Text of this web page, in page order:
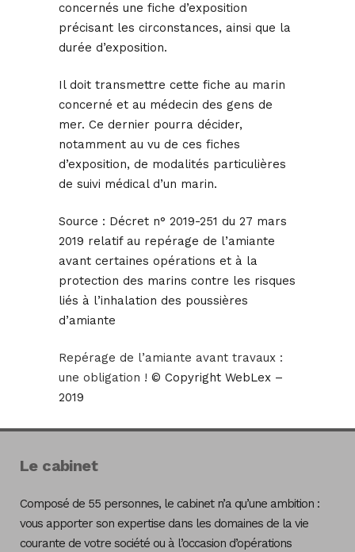
concernés une fiche d’exposition
précisant les circonstances, ainsi que la
durée d’exposition.
Il doit transmettre cette fiche au marin
concerné et au médecin des gens de
mer. Ce dernier pourra décider,
notamment au vu de ces fiches
d’exposition, de modalités particulières
de suivi médical d’un marin.
Source : Décret n° 2019-251 du 27 mars
2019 relatif au repérage de l’amiante
avant certaines opérations et à la
protection des marins contre les risques
liés à l’inhalation des poussières
d’amiante
Repérage de l’amiante avant travaux :
une obligation ! © Copyright WebLex –
2019
Le cabinet
Composé de 55 personnes, le cabinet n’a qu’une ambition :
vous apporter son expertise dans les domaines de la vie
courante de votre société ou à l’occasion d’opérations